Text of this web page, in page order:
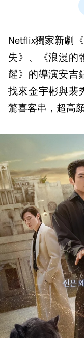
Netflix獨家新劇
失》、《浪漫的
耀》的導演安吉
找來金宇彬與裴
驚喜客串，超高